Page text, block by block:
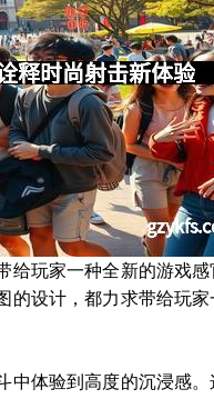
玩家一种全新的游戏
设计，都力求带给玩
体验到高度的沉浸感